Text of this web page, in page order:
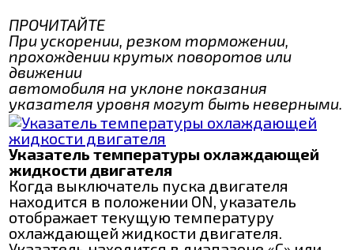
ПРОЧИТАЙТЕ
При ускорении, резком торможении,
прохождении крутых поворотов или
движении
автомобиля на уклоне показания
указателя уровня могут быть неверными.
Указатель температуры охлаждающей
жидкости двигателя
Когда выключатель пуска двигателя
находится в положении ON, указатель
отображает текущую температуру
охлаждающей жидкости двигателя.